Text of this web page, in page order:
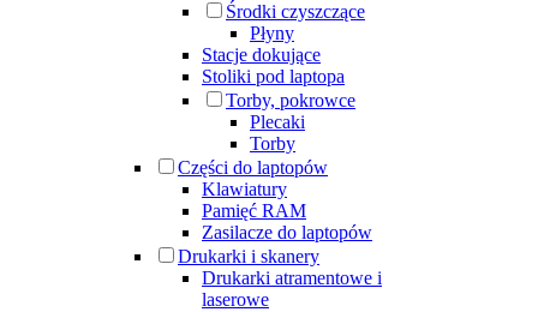
Środki czyszczące
Płyny
Stacje dokujące
Stoliki pod laptopa
Torby, pokrowce
Plecaki
Torby
Części do laptopów
Klawiatury
Pamięć RAM
Zasilacze do laptopów
Drukarki i skanery
Drukarki atramentowe i
laserowe